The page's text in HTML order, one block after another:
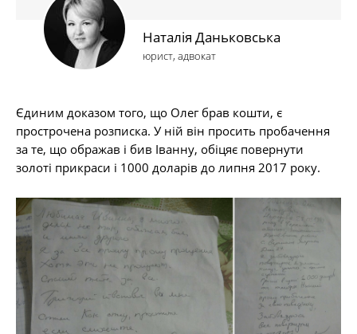
Наталія Даньковська
юрист, адвокат
Єдиним доказом того, що Олег брав кошти, є
прострочена розписка. У ній він просить пробачення
за те, що ображав і бив Іванну, обіцяє повернути
золоті прикраси і 1000 доларів до липня 2017 року.